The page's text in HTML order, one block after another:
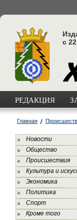
с
РЕДАКЦИЯ
Главная
Новости
Общество
Происшествия
Культура и
Экономика
Политика
Спорт
Кроме того